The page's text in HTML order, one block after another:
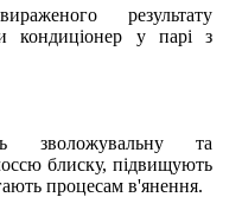
результату
кондиціонер у парі з
зволожувальну та
блиску, підвищують
процесам в'янення.